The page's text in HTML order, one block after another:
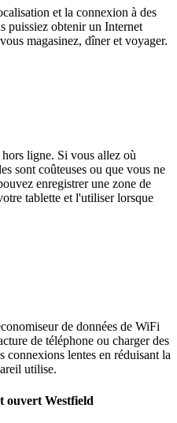
et la connexion à des
puissiez obtenir un Internet
magasinez, dîner et voyager.
ligne. Si vous allez où
sont coûteuses ou que vous ne
enregistrer une zone de
tablette et l'utiliser lorsque
de données de WiFi
de téléphone ou charger des
connexions lentes en réduisant la
utilise.
ouvert Westfield